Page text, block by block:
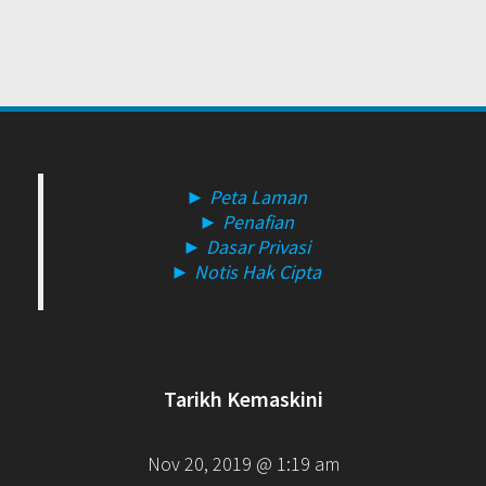
► Peta Laman
► Penafian
► Dasar Privasi
► Notis Hak Cipta
Tarikh Kemaskini
Nov 20, 2019 @ 1:19 am